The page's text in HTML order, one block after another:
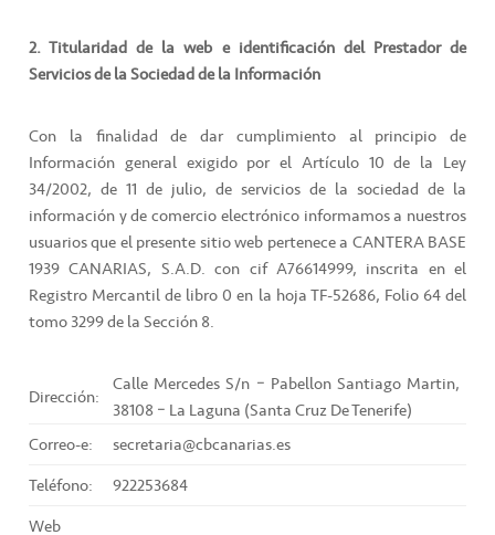
2. Titularidad de la web e identificación del Prestador de
Servicios de la Sociedad de la Información
Con la finalidad de dar cumplimiento al principio de
Información general exigido por el Artículo 10 de la Ley
34/2002, de 11 de julio, de servicios de la sociedad de la
información y de comercio electrónico informamos a nuestros
usuarios que el presente sitio web pertenece a CANTERA BASE
1939 CANARIAS, S.A.D. con cif A76614999, inscrita en el
Registro Mercantil de libro 0 en la hoja TF-52686, Folio 64 del
tomo 3299 de la Sección 8.
Dirección: Calle Mercedes S/n – Pabellon Santiago Martin,
38108 – La Laguna (Santa Cruz De Tenerife)
Correo-e:
secretaria@cbcanarias.es
Teléfono:
922253684
Web